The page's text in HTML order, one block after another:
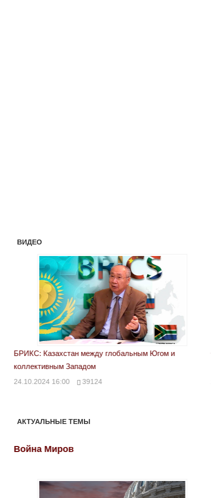
ВИДЕО
БРИКС: Казахстан между глобальным Югом и
коллективным Западом
24.10.2024 16:00 39124
АКТУАЛЬНЫЕ ТЕМЫ
Война Миров